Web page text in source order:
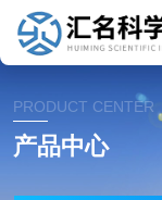
PRODUCT CENTER
产品中心